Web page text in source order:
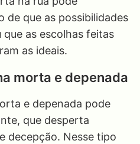
de que as possibilidades
as escolhas feitas
as ideais.
morta e depenada
e depenada pode
que desperta
decepção. Nesse tipo